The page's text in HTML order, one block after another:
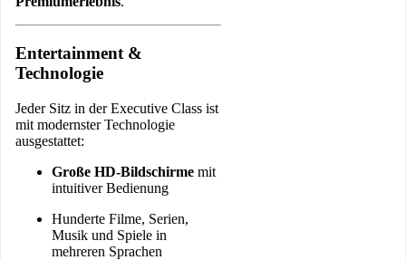
Entertainment &
Technologie
Jeder Sitz in der Executive Class ist
mit modernster Technologie
ausgestattet:
Große HD-Bildschirme mit
intuitiver Bedienung
Hunderte Filme, Serien,
Musik und Spiele in
mehreren Sprachen